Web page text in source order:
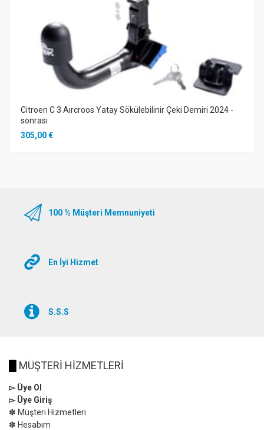
Citroen C 3 Aırcroos Yatay Sökülebilinir Çeki Demiri 2024 -
sonrası
305,00 €
100 % Müşteri Memnuniyeti
En İyi Hizmet
S.S.S
MÜŞTERİ HİZMETLERİ
▻ Üye Ol
▻ Üye Giriş
✽ Müşteri Hizmetleri
✽ Hesabım